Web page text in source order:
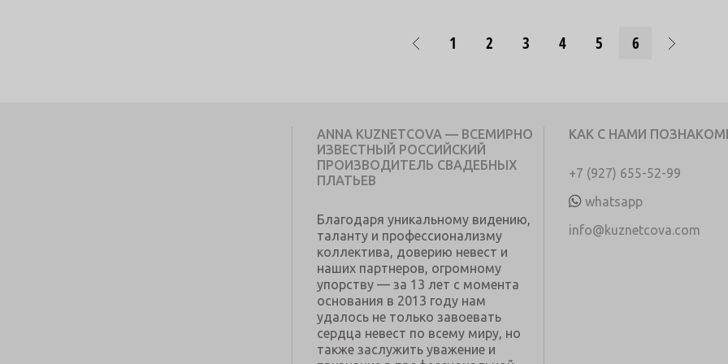
1 2 3 4 5 6
ANNA KUZNETCOVA — ВСЕМИРНО
ИЗВЕСТНЫЙ РОССИЙСКИЙ
ПРОИЗВОДИТЕЛЬ СВАДЕБНЫХ
ПЛАТЬЕВ
Благодаря уникальному видению,
таланту и профессионализму
коллектива, доверию невест и
наших партнеров, огромному
упорству — за 13 лет с момента
основания в 2013 году нам
удалось не только завоевать
сердца невест по всему миру, но
также заслужить уважение и
КАК С НАМИ
+7 (927) 655-52-99
whatsapp
info@kuznetcova.com